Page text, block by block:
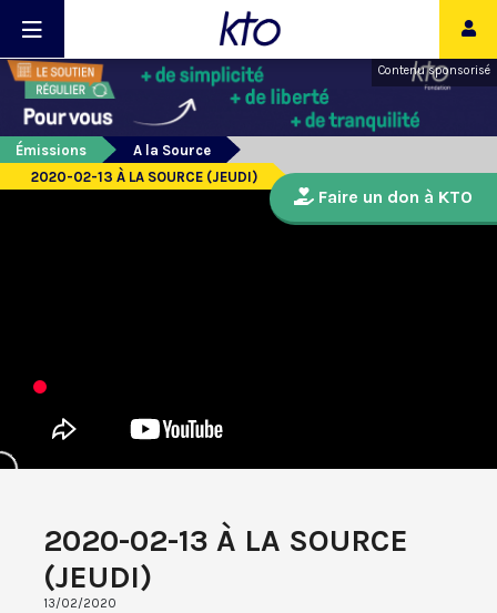
Contenu sponsorisé
Émissions
A la Source
2020-02-13 À LA SOURCE (JEUDI)
2020-02-13 À LA SOURCE
(JEUDI)
13/02/2020
Faire un don à KTO